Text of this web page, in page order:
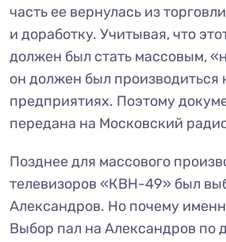
часть ее вернулась из
и доработку. Учитывая, что
должен был стать массовым,
он должен был производиться
предприятиях. Поэтому
передана на Московский
Позднее для массового
телевизоров «КВН-49» был
Александров. Но почему
Выбор пал на Александров по